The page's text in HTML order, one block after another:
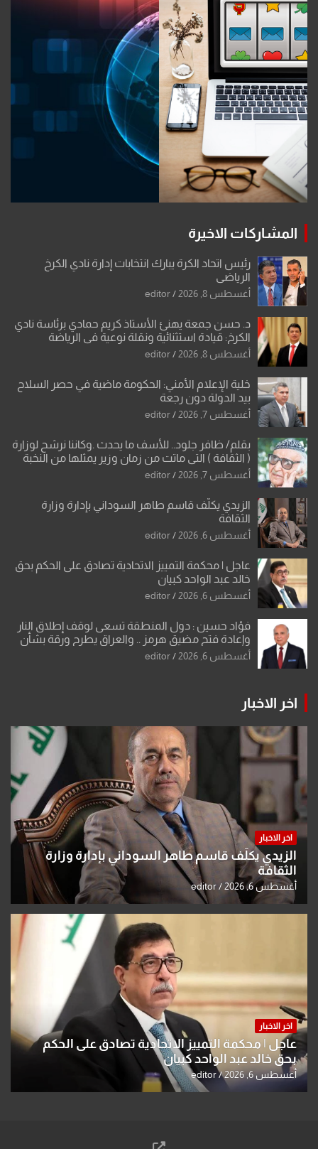
المشاركات الاخيرة
رئيس اتحاد الكرة يبارك انتخابات إدارة نادي الكرخ
الرياضي
أغسطس 8, 2026 editor
د. حسن جمعة يهنئ الأستاذ كريم حمادي برئاسة نادي
الكرخ: قيادة استثنائية ونقلة نوعية في الرياضة
العراقية
أغسطس 8, 2026 editor
خلية الإعلام الأمني: الحكومة ماضية في حصر السلاح
بيد الدولة دون رجعة
أغسطس 7, 2026 editor
بقلم/ ظافر جلود.. للأسف ما يحدث .وكاننا نرشح لوزارة
( الثقافة ) التي ماتت من زمان وزير يمثلها من النخبة
والإرث العظيم للثقافة العراقية..
أغسطس 7, 2026 editor
الزيدي يكلّف قاسم طاهر السوداني بإدارة وزارة
الثقافة
أغسطس 6, 2026 editor
عاجل | محكمة التمييز الاتحادية تصادق على الحكم بحق
خالد عبد الواحد كبيان
أغسطس 6, 2026 editor
فؤاد حسين : دول المنطقة تسعى لوقف إطلاق النار
وإعادة فتح مضيق هرمز .. والعراق يطرح ورقة بشأن
تحولات القدس
أغسطس 6, 2026 editor
اخر الاخبار
اخر الاخبار
الزيدي يكلّف قاسم طاهر السوداني بإدارة وزارة
الثقافة
أغسطس 6, 2026 editor
اخر الاخبار
عاجل | محكمة التمييز الاتحادية تصادق على الحكم
بحق خالد عبد الواحد كبيان
أغسطس 6, 2026 editor